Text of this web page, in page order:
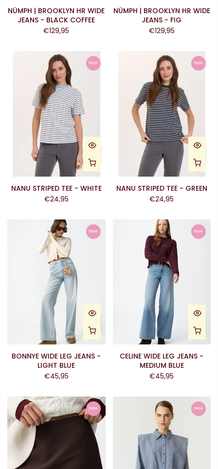
NÜMPH | BROOKLYN HR WIDE
JEANS - BLACK COFFEE
€129,95
NÜMPH | BROOKLYN HR WIDE
JEANS - FIG
€129,95
New
NANU STRIPED TEE - WHITE
€24,95
New
NANU STRIPED TEE - GREEN
€24,95
New
BONNYE WIDE LEG JEANS -
LIGHT BLUE
€45,95
New
CELINE WIDE LEG JEANS -
MEDIUM BLUE
€45,95
New New